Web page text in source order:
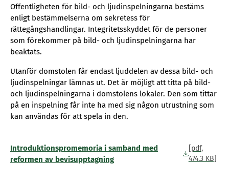
Offentligheten för bild- och ljudinspelningarna bestäms
enligt bestämmelserna om sekretess för
rättegångshandlingar. Integritetsskyddet för de personer
som förekommer på bild- och ljudinspelningarna har
beaktats.
Utanför domstolen får endast ljuddelen av dessa bild- och
ljudinspelningar lämnas ut. Det är möjligt att titta på bild-
och ljudinspelningarna i domstolens lokaler. Den som tittar
på en inspelning får inte ha med sig någon utrustning som
kan användas för att spela in den.
Introduktionspromemoria i samband med
reformen av bevisupptagning
[pdf,
474.3 KB]